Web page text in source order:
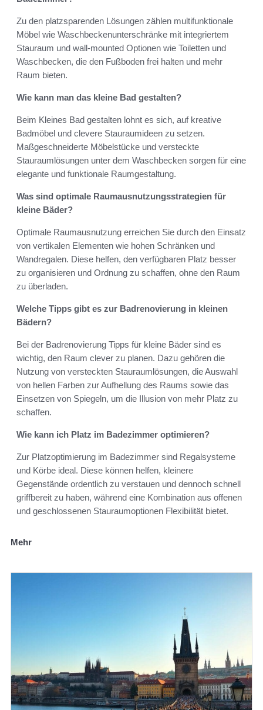
Zu den platzsparenden Lösungen zählen multifunktionale
Möbel wie Waschbeckenunterschränke mit integriertem
Stauraum und wall-mounted Optionen wie Toiletten und
Waschbecken, die den Fußboden frei halten und mehr
Raum bieten.
Wie kann man das kleine Bad gestalten?
Beim Kleines Bad gestalten lohnt es sich, auf kreative
Badmöbel und clevere Stauraumideen zu setzen.
Maßgeschneiderte Möbelstücke und versteckte
Stauraumlösungen unter dem Waschbecken sorgen für eine
elegante und funktionale Raumgestaltung.
Was sind optimale Raumausnutzungsstrategien für
kleine Bäder?
Optimale Raumausnutzung erreichen Sie durch den Einsatz
von vertikalen Elementen wie hohen Schränken und
Wandregalen. Diese helfen, den verfügbaren Platz besser
zu organisieren und Ordnung zu schaffen, ohne den Raum
zu überladen.
Welche Tipps gibt es zur Badrenovierung in kleinen
Bädern?
Bei der Badrenovierung Tipps für kleine Bäder sind es
wichtig, den Raum clever zu planen. Dazu gehören die
Nutzung von versteckten Stauraumlösungen, die Auswahl
von hellen Farben zur Aufhellung des Raums sowie das
Einsetzen von Spiegeln, um die Illusion von mehr Platz zu
schaffen.
Wie kann ich Platz im Badezimmer optimieren?
Zur Platzoptimierung im Badezimmer sind Regalsysteme
und Körbe ideal. Diese können helfen, kleinere
Gegenstände ordentlich zu verstauen und dennoch schnell
griffbereit zu haben, während eine Kombination aus offenen
und geschlossenen Stauraumoptionen Flexibilität bietet.
Mehr